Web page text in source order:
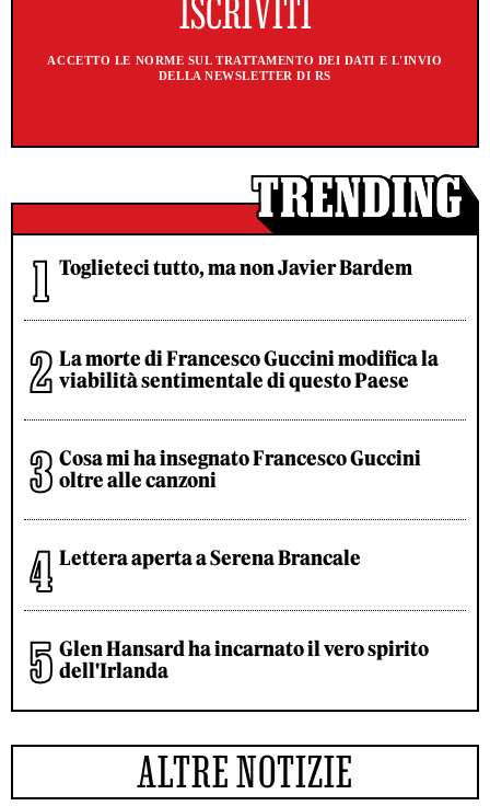
ACCETTO LE NORME SUL TRATTAMENTO DEI DATI E L'INVIO
DELLA NEWSLETTER DI RS
Toglieteci tutto, ma non Javier Bardem
La morte di Francesco Guccini modifica la
viabilità sentimentale di questo Paese
Cosa mi ha insegnato Francesco Guccini
oltre alle canzoni
Lettera aperta a Serena Brancale
Glen Hansard ha incarnato il vero spirito
dell'Irlanda
ALTRE NOTIZIE